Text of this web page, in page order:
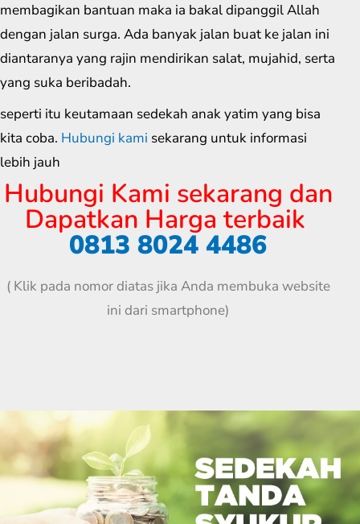
membagikan bantuan maka ia bakal dipanggil Allah
dengan jalan surga. Ada banyak jalan buat ke jalan ini
diantaranya yang rajin mendirikan salat, mujahid, serta
yang suka beribadah.
seperti itu keutamaan sedekah anak yatim yang bisa
kita coba. Hubungi kami sekarang untuk informasi
lebih jauh
Hubungi Kami sekarang dan
Dapatkan Harga terbaik
0813 8024 4486
( Klik pada nomor diatas jika Anda membuka website
ini dari smartphone)